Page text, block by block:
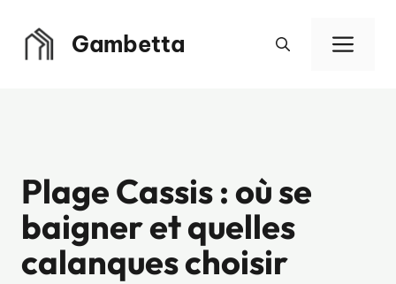
contenu
Gambetta
Plage Cassis : où se
baigner et quelles
calanques choisir